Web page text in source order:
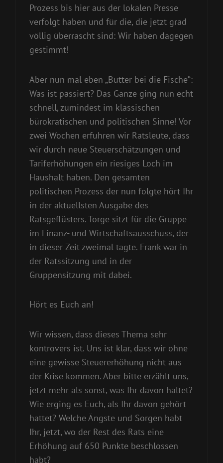
Prozess bis hier aus der lokalen Presse
verfolgt haben und für die, die jetzt grad
völlig überrascht sind: Wir haben dagegen
gestimmt!
Aber nun mal eben „Butter bei die Fische“:
Was ist passiert? Das Ganze ging nun echt
schnell, zumindest im klassischen
bürokratischen und politischen Sinne! Vor
zwei Wochen erfuhren wir Ratsleute, dass
wir durch neue Steuerschätzungen und
Tariferhöhungen ein riesiges Loch im
Haushalt haben. Den gesamten
politischen Prozess der nun folgte hört Ihr
in der aktuellsten Ausgabe des
Ratsgeflüsters. Torge sitzt für die Gruppe
im Finanz- und Wirtschaftsausschuss, der
in dieser Zeit zweimal tagte. Frank war in
der Ratssitzung und in der
Gruppensitzung mit dabei.
Hört es Euch an!
Wir wissen, dass dieses Thema sehr
kontrovers ist. Uns ist klar, dass wir ohne
eine gewisse Steuererhöhung nicht aus
der Krise kommen. Aber bitte erzählt uns,
jetzt mehr als sonst, was Ihr davon haltet?
Wie erging es Euch, als Ihr davon gehört
hattet? Welche Ängste und Sorgen habt
Ihr, jetzt, wo der Rest des Rats eine
Erhöhung auf 650 Punkte beschlossen
habt?